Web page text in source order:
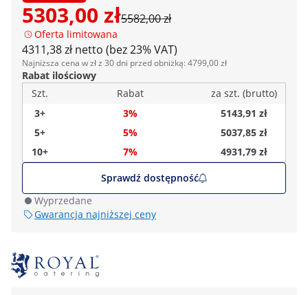
5303,00 zł5582,00 zł
Oferta limitowana
4311,38 zł netto (bez 23% VAT)
Najniższa cena w zł z 30 dni przed obniżką: 4799,00 zł
Rabat ilościowy
Szt.
Rabat
za szt. (brutto)
3+
3%
5143,91 zł
5+
5%
5037,85 zł
10+
7%
4931,79 zł
Sprawdź dostępność
Wyprzedane
Gwarancja najniższej ceny